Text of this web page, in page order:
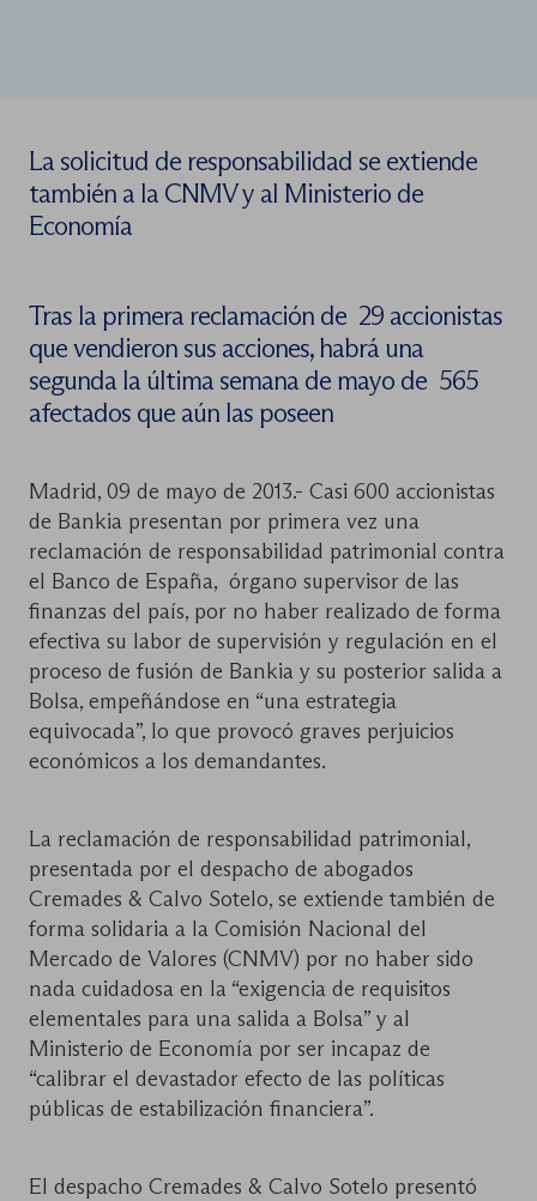
La solicitud de responsabilidad se extiende
también a la CNMV y al Ministerio de
Economía
Tras la primera reclamación de 29 accionistas
que vendieron sus acciones, habrá una
segunda la última semana de mayo de 565
afectados que aún las poseen
Madrid, 09 de mayo de 2013.- Casi 600 accionistas
de Bankia presentan por primera vez una
reclamación de responsabilidad patrimonial contra
el Banco de España, órgano supervisor de las
finanzas del país, por no haber realizado de forma
efectiva su labor de supervisión y regulación en el
proceso de fusión de Bankia y su posterior salida a
Bolsa, empeñándose en “una estrategia
equivocada”, lo que provocó graves perjuicios
económicos a los demandantes.
La reclamación de responsabilidad patrimonial,
presentada por el despacho de abogados
Cremades & Calvo Sotelo, se extiende también de
forma solidaria a la Comisión Nacional del
Mercado de Valores (CNMV) por no haber sido
nada cuidadosa en la “exigencia de requisitos
elementales para una salida a Bolsa” y al
Ministerio de Economía por ser incapaz de
“calibrar el devastador efecto de las políticas
públicas de estabilización financiera”.
El despacho Cremades & Calvo Sotelo presentó